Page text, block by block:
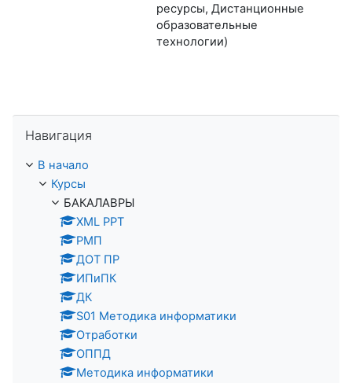
ресурсы, Дистанционные
образовательные
технологии)
Навигация
В начало
Курсы
БАКАЛАВРЫ
XML PPT
РМП
ДОТ ПР
ИПиПК
ДК
S01 Методика информатики
Отработки
ОППД
Методика информатики